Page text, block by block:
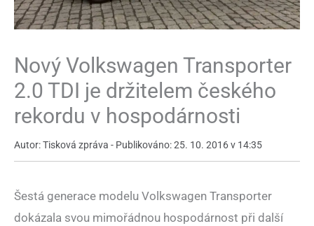
Nový Volkswagen Transporter
2.0 TDI je držitelem českého
rekordu v hospodárnosti
Autor: Tisková zpráva - Publikováno: 25. 10. 2016 v 14:35
Šestá generace modelu Volkswagen Transporter
dokázala svou mimořádnou hospodárnost při další